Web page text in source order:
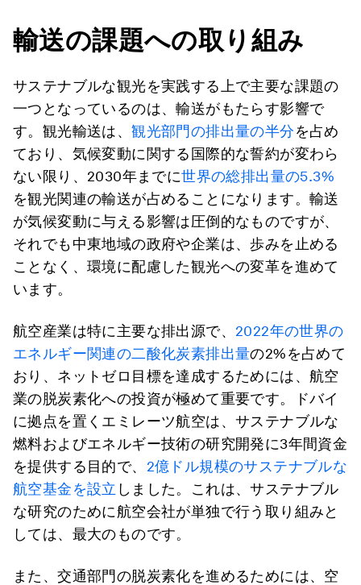
輸送の課題への取り組み
サステナブルな観光を実践する上で主要な課題の
一つとなっているのは、輸送がもたらす影響で
す。観光輸送は、観光部門の排出量の半分を占め
ており、気候変動に関する国際的な誓約が変わら
ない限り、2030年までに世界の総排出量の5.3%
を観光関連の輸送が占めることになります。輸送
が気候変動に与える影響は圧倒的なものですが、
それでも中東地域の政府や企業は、歩みを止める
ことなく、環境に配慮した観光への変革を進めて
います。
航空産業は特に主要な排出源で、 2022年の世界の
エネルギー関連の二酸化炭素排出量の2%を占めて
おり、ネットゼロ目標を達成するためには、航空
業の脱炭素化への投資が極めて重要です。ドバイ
に拠点を置くエミレーツ航空は、サステナブルな
燃料およびエネルギー技術の研究開発に3年間資金
を提供する目的で、 2億ドル規模のサステナブルな
航空基金を設立 しました。これは、サステナブル
な研究のために航空会社が単独で行う取り組みと
しては、最大のものです。
また、交通部門の脱炭素化を進めるためには、空